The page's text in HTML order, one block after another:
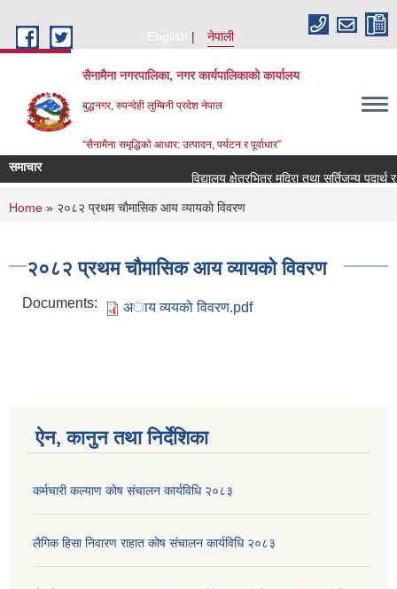
English
नेपाली
सैनामैना नगरपालिका, नगर कार्यपालिकाको कार्यालय
बुद्धनगर, रुपन्देही लुम्बिनी प्रदेश नेपाल
“सैनामैना समृद्धिको आधार: उत्पादन, पर्यटन र पूर्वाधार”
समाचार
विद्यालय क्षेत्रभित्र मदिरा तथा सुर्तिजन्य
You are here
Home » २०८२ प्रथम चाैमासिक आय व्यायकाे विवरण
२०८२ प्रथम चाैमासिक आय व्यायकाे विवरण
Documents: अाय व्ययकाे विवरण.pdf
ऐन, कानुन तथा निर्देशिका
कर्मचारी कल्याण काेष संचालन कार्यविधि २०८३
लैगिक हिसा निवारण राहात कोष संचालन कार्यविधि २०८३